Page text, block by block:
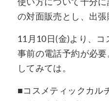
使い方について十分
の対面販売とし、出張
11月10日(金)より、
事前の電話予約が必
してみては。
■コスメティックカル